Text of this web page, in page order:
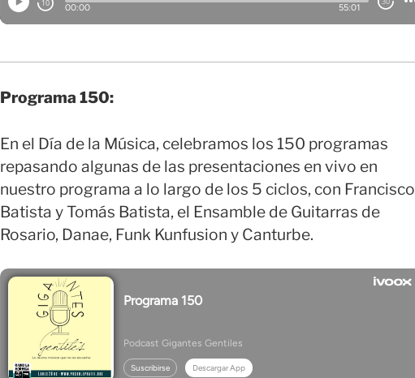
Programa 150:
En el Día de la Música, celebramos los 150 programas
repasando algunas de las presentaciones en vivo en
nuestro programa a lo largo de los 5 ciclos, con Francisco
Batista y Tomás Batista, el Ensamble de Guitarras de
Rosario, Danae, Funk Kunfusion y Canturbe.